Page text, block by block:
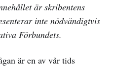
är skribentens
inte nödvändigtvis
Förbundets.
är en av vår tids